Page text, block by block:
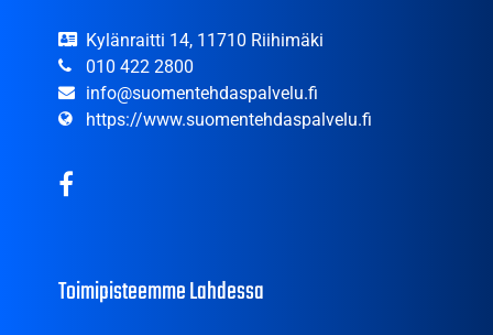
Kylänraitti 14, 11710 Riihimäki
010 422 2800
info@suomentehdaspalvelu.fi
https://www.suomentehdaspalvelu.fi
Toimipisteemme Lahdessa